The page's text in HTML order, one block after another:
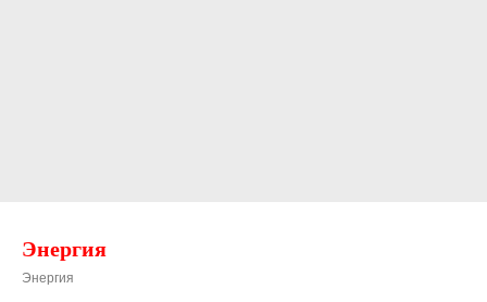
Энергия
Энергия